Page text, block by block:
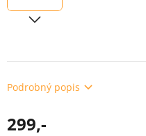
Podrobný popis
299,-